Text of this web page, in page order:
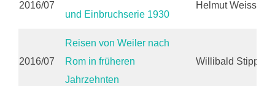
2016/07
und Einbruchserie 1930
Helmut Weiss
2016/07
Reisen von Weiler nach
Rom in früheren
Jahrzehnten
Willibald Stipp